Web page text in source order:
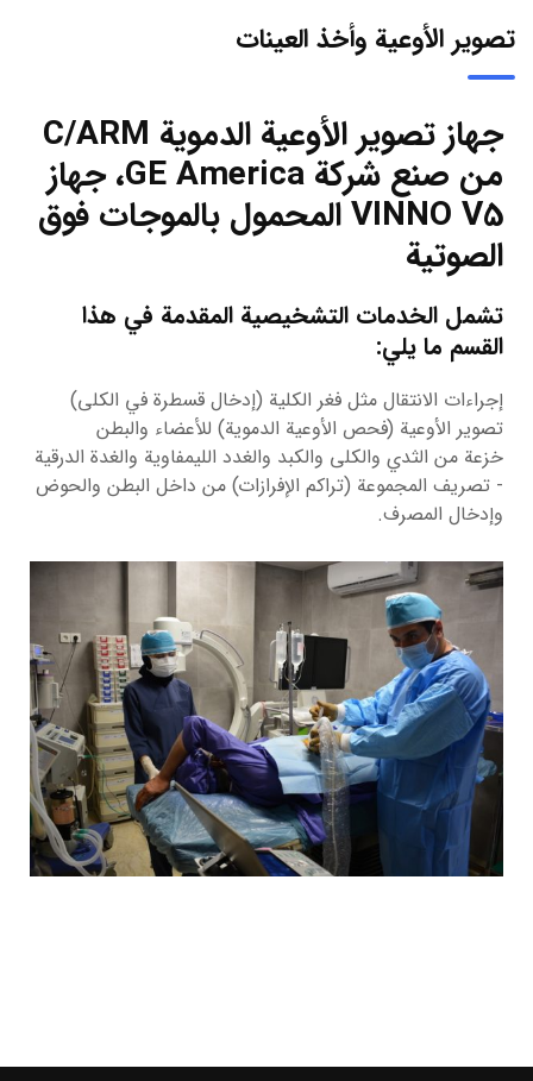
تصوير الأوعية وأخذ العينات
جهاز تصوير الأوعية الدموية C/ARM
من صنع شركة GE America، جهاز
VINNO V5 المحمول بالموجات فوق
الصوتية
تشمل الخدمات التشخيصية المقدمة في هذا
القسم ما يلي:
إجراءات الانتقال مثل فغر الكلية (إدخال قسطرة في الكلى)
تصوير الأوعية (فحص الأوعية الدموية) للأعضاء والبطن
خزعة من الثدي والكلى والكبد والغدد الليمفاوية والغدة الدرقية
- تصريف المجموعة (تراكم الإفرازات) من داخل البطن والحوض
وإدخال المصرف.